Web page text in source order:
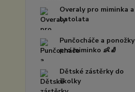
Overaly pro miminka a
batolata
Punčocháče a ponožky
pro miminko 👶🧦
Dětské zástěrky do
školky